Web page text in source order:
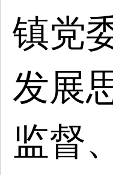
镇党
发展
监督